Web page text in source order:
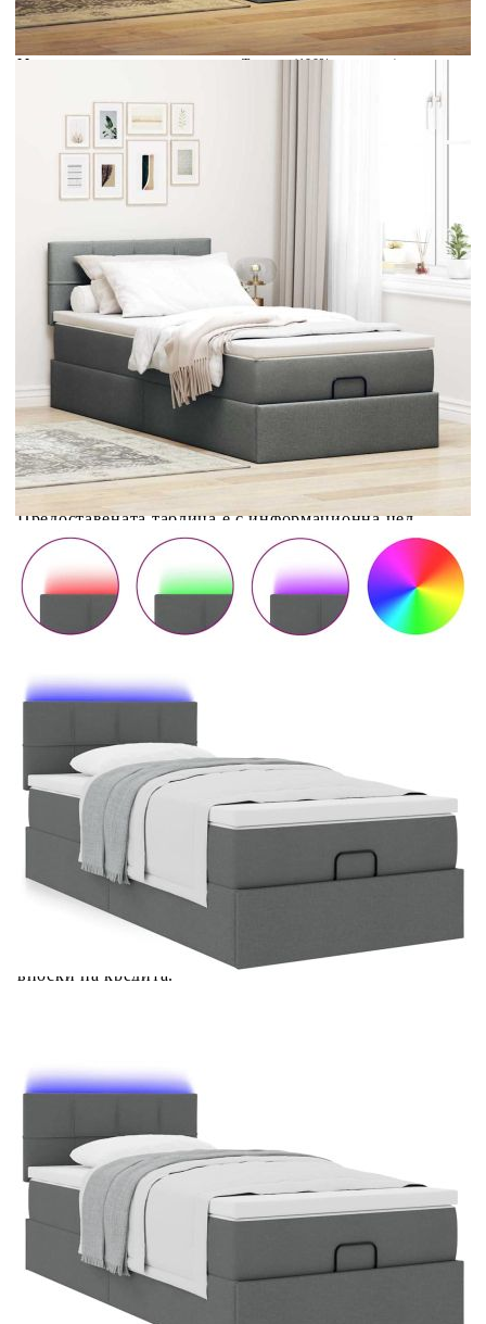
Цвят:
Материал:
Текстил (100% полиестер)
Общи размери:
203 x 80 x 78/88 см (Д x Ш x В)
Дължина:
Напрежение:
Материал на пълнежа:
Дължина на захранващия кабел:
Дължина на USB кабела:
Материал за пълнеж:
Покет пружини, пяна
Макс. капацитет на тегло:
140 кг
Твърдост:
Средна
Купи на изплащане
Credit calculator
Османска легло с матрак и LED, тъмносиво, 80x200
см, плат
Please select credit institution
Цена на продукта: €352.00
Extraction of information from credit institutions
Предоставената таблица е с информационна цел.
Добавете продукта в количката си с бутона "Добави в
количката" и при поръчка ще можете да изберете броя
вноски на кредита.
Acest tabel are caracter informativ. Adăugați produsul în
coșul de cumpărături unde veți putea selecta detaliile
Предоставената таблица е с информационна цел.
количката" и при поръчка ще можете да изберете броя
вноски на кредита.
Предоставената таблица е с информационна цел.
Добавете продукта в количката си с бутона "Добави в
количката" и при поръчка ще можете да изберете броя
вноски на кредита.
Предоставената таблица е с информационна цел.
Добавете продукта в количката си с бутона "Добави в
количката" и при поръчка ще можете да изберете броя
вноски на кредита.
вноски на кредита.
поръчката Ви вместо Вас. Вие я получавате и
разполагате с три начина да я платите към тях:
Отложено до 30 дни от момента на изпращане на
поръчката без оскъпяване. За покупки на стойност до
400 лв. / €204,52
Плащане на 4 вноски. Заплащате 20% от стойността на
поръчката си на момента с карта. Останалата сума се
разделя на 3 равни месечни вноски без оскъпяване. За
покупки на стойност до 1000 лв. / €511.31
Плащане на 6 вноски. Стойността на поръчката се